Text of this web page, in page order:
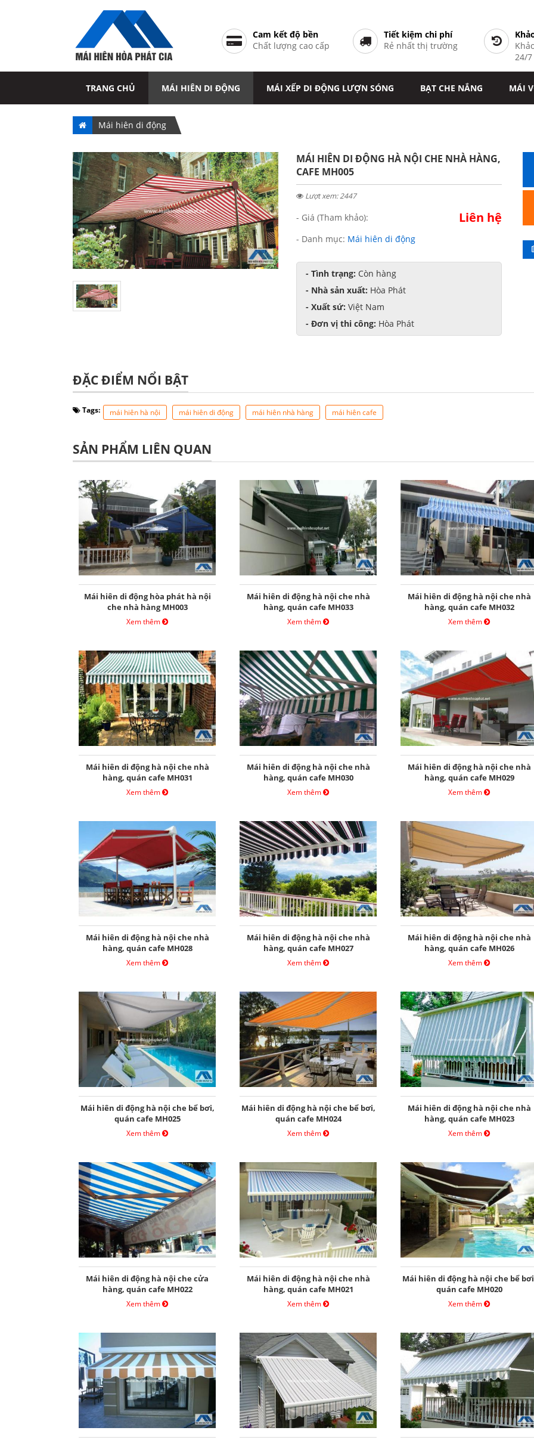
Cam kết độ bền
Chất lượng cao cấp
Tiết kiệm chi phí
Rẻ nhất thị trường
24/7
TRANG CHỦ MÁI HIÊN DI ĐỘNG MÁI XẾP DI ĐỘNG LƯỢN SÓNG BẠT CHE NẮNG MÁI
TIN TỨC LIÊN HỆ
Mái hiên di động
MÁI HIÊN DI ĐỘNG HÀ NỘI CHE NHÀ HÀNG,
CAFE MH005
Lượt xem: 2447
- Giá (Tham khảo): Liên hệ
- Danh mục: Mái hiên di động
- Tình trạng: Còn hàng
- Nhà sản xuất: Hòa Phát
- Xuất sứ: Việt Nam
- Đơn vị thi công: Hòa Phát
ĐẶC ĐIỂM NỔI BẬT
Tags: mái hiên hà nội mái hiên di động mái hiên nhà hàng mái hiên cafe
SẢN PHẨM LIÊN QUAN
Mái hiên di động hòa phát hà nội
che nhà hàng MH003
Xem thêm
Mái hiên di động hà nội che nhà
hàng, quán cafe MH033
Xem thêm
Mái hiên di động hà nội che nhà
hàng, quán cafe MH032
Xem thêm
Mái hiên di động hà nội che nhà
hàng, quán cafe MH031
Xem thêm
Mái hiên di động hà nội che nhà
hàng, quán cafe MH030
Xem thêm
Mái hiên di động hà nội che nhà
hàng, quán cafe MH029
Xem thêm
Mái hiên di động hà nội che nhà
hàng, quán cafe MH028
Xem thêm
Mái hiên di động hà nội che nhà
hàng, quán cafe MH027
Xem thêm
Mái hiên di động hà nội che nhà
hàng, quán cafe MH026
Xem thêm
Mái hiên di động hà nội che bể bơi,
quán cafe MH025
Xem thêm
Mái hiên di động hà nội che bể bơi,
quán cafe MH024
Xem thêm
Mái hiên di động hà nội che nhà
hàng, quán cafe MH023
Xem thêm
Mái hiên di động hà nội che cửa
hàng, quán cafe MH022
Xem thêm
Mái hiên di động hà nội che nhà
hàng, quán cafe MH021
Xem thêm
Mái hiên di động hà nội che bể
quán cafe MH020
Xem thêm